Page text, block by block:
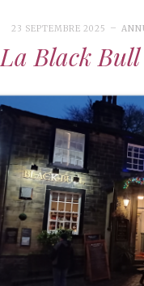
23 SEPTEMBRE 2025
La Black